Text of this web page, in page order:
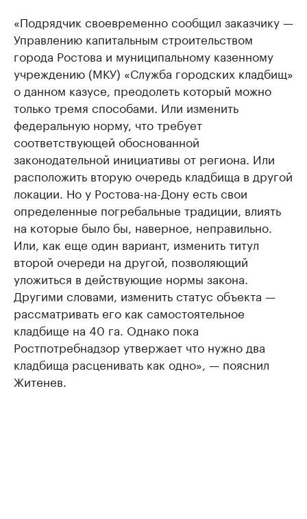
«Подрядчик своевременно сообщил заказчику —
Управлению капитальным строительством
города Ростова и муниципальному казенному
учреждению (МКУ) «Служба городских кладбищ»
о данном казусе, преодолеть который можно
только тремя способами. Или изменить
федеральную норму, что требует
соответствующей обоснованной
законодательной инициативы от региона. Или
расположить вторую очередь кладбища в другой
локации. Но у Ростова-на-Дону есть свои
определенные погребальные традиции, влиять
на которые было бы, наверное, неправильно.
Или, как еще один вариант, изменить титул
второй очереди на другой, позволяющий
уложиться в действующие нормы закона.
Другими словами, изменить статус объекта —
рассматривать его как самостоятельное
кладбище на 40 га. Однако пока
Ростпотребнадзор утвержает что нужно два
кладбища расценивать как одно», — пояснил
Житенев.